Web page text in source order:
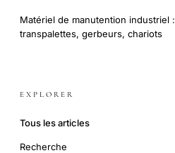
Matériel de manutention industriel :
transpalettes, gerbeurs, chariots
EXPLORER
Tous les articles
Recherche